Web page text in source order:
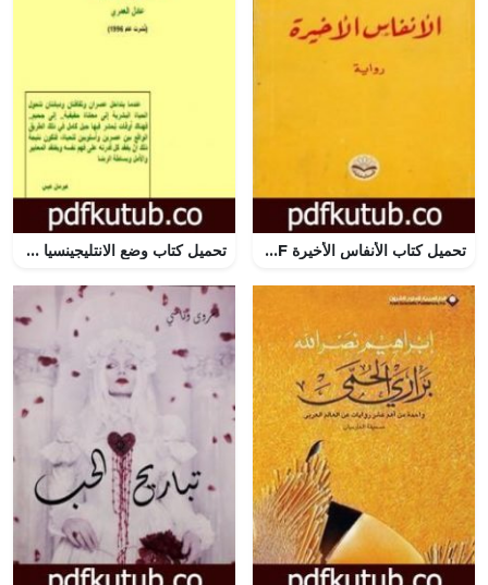
تحميل كتاب الأنفاس الأخيرة PDF تأليف محمد حيدار مجانا [كامل] تحميل كتاب وضع الانتليجينسيا في البناء الاجتماعي المصري الحديث PDF تأليف عادل العمري مجانا [كامل]